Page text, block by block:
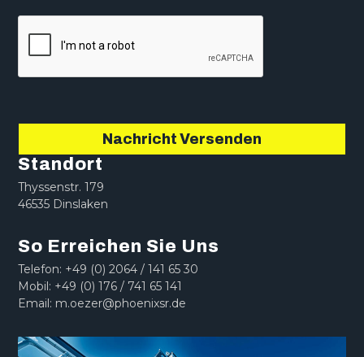
Standort
Thyssenstr. 179
46535 Dinslaken
So Erreichen Sie Uns
Telefon: +49 (0) 2064 / 141 65 30
Mobil: +49 (0) 176 / 741 65 141
Email: m.oezer@phoenixsr.de
Nachricht Versenden